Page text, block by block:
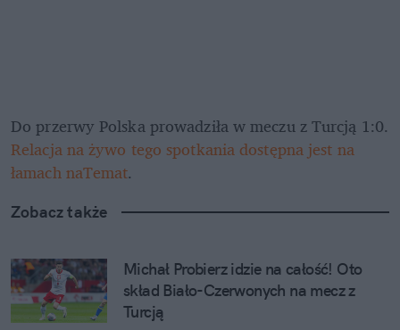
Relacja na żywo tego spotkania dostępna jest na
łamach naTemat.
Zobacz także
Michał Probierz idzie na całość! Oto
skład Biało-Czerwonych na mecz z
Turcją